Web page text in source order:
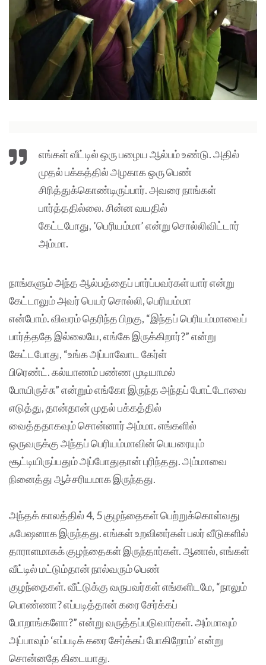
எங்கள் வீட்டில் ஒரு பழைய ஆல்பம் உண்டு. அதில்
முதல் பக்கத்தில் அழகாக ஒரு பெண்
சிரித்துக்கொண்டிருப்பார். அவரை நாங்கள்
பார்த்ததில்லை. சின்ன வயதில்
கேட்டபோது, ’பெரியம்மா’ என்று சொல்லிவிட்டார்
அம்மா.
நாங்களும் அந்த ஆல்பத்தைப் பார்ப்பவர்கள் யார் என்று
கேட்டாலும் அவர் பெயர் சொல்லி, பெரியம்மா
என்போம். விவரம் தெரிந்த பிறகு, “இந்தப் பெரியம்மாவைப்
பார்த்ததே இல்லையே, எங்கே இருக்கிறார்?” என்று
கேட்டபோது, “உங்க அப்பாவோட கேர்ள்
பிரெண்ட். கல்யாணம் பண்ண முடியாமல்
போயிருச்சு” என்றும் எங்கோ இருந்த அந்தப் போட்டோவை
எடுத்து, தான்தான் முதல் பக்கத்தில்
வைத்ததாகவும் சொன்னார் அம்மா. எங்களில்
ஒருவருக்கு அந்தப் பெரியம்மாவின் பெயரையும்
சூட்டியிருப்பதும் அப்போதுதான் புரிந்தது. அம்மாவை
நினைத்து ஆச்சரியமாக இருந்தது.
அந்தக் காலத்தில் 4, 5 குழந்தைகள் பெற்றுக்கொள்வது
ஃபேஷனாக இருந்தது. எங்கள் உறவினர்கள் பலர் வீடுகளில்
தாராளமாகக் குழந்தைகள் இருந்தார்கள். ஆனால், எங்கள்
வீட்டில் மட்டும்தான் நால்வரும் பெண்
குழந்தைகள். வீட்டுக்கு வருபவர்கள் எங்களிடமே, “நாலும்
பொண்ணா? எப்படித்தான் கரை சேர்க்கப்
போறாங்களோ?” என்று வருத்தப்படுவார்கள். அம்மாவும்
அப்பாவும் ‘எப்படிக் கரை சேர்க்கப் போகிறோம்’ என்று
சொன்னதே கிடையாது.